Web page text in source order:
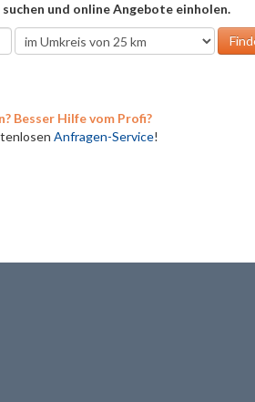
und online Angebote einholen.
Besser Hilfe vom Profi?
Anfragen-Service!